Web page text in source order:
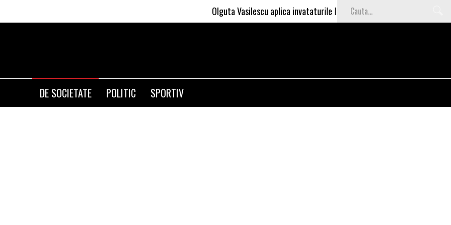
Olguta Vasilescu aplica invataturile lui Nea Marin: somajul mare e o garantie
DE SOCIETATE POLITIC SPORTIV